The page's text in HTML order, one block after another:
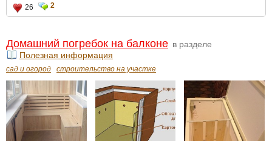
26
2
Домашний погребок на балконе в разделе
Полезная информация
сад и огород строительство на участке